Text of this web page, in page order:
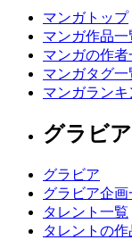
マンガトップ
マンガ作品一
マンガの作者
マンガタグ一
マンガランキ
グラビア
グラビア
グラビア企画
タレント一覧
タレントの作